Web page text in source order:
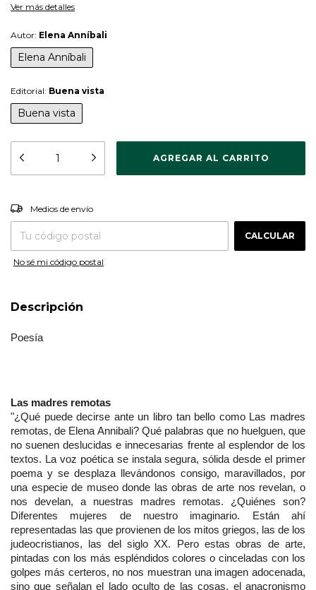
Ver más detalles
Autor: Elena Anníbali
Elena Anníbali
Editorial: Buena vista
Buena vista
Entregas para el CP:
Medios de envío
CALCULAR
No sé mi código postal
Descripción
Poesía
Las madres remotas
"¿Qué puede decirse ante un libro tan bello como Las madres
remotas, de Elena Annibali? Qué palabras que no huelguen, que
no suenen deslucidas e innecesarias frente al esplendor de los
textos. La voz poética se instala segura, sólida desde el primer
poema y se desplaza llevándonos consigo, maravillados, por
una especie de museo donde las obras de arte nos revelan, o
nos develan, a nuestras madres remotas. ¿Quiénes son?
Diferentes mujeres de nuestro imaginario. Están ahí
representadas las que provienen de los mitos griegos, las de los
judeocristianos, las del siglo XX. Pero estas obras de arte,
pintadas con los más espléndidos colores o cinceladas con los
golpes más certeros, no nos muestran una imagen adocenada,
sino que señalan el lado oculto de las cosas, el anacronismo